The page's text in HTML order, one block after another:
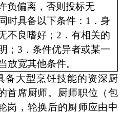
负偏离，否则投标无
时具备以下条件：1．身
不良嗜好；2．有相关的
；3．条件优异者或某一
放宽其他条件。
备大型烹饪技能的资深厨
首席厨师。厨师职位（包
岗，轮换后的厨师应由中